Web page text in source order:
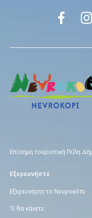
Eπίσημη τουριστική Πύλη
Εξερευνήστε
Εξερευνήστε το Νευροκόπι
Τι θα κάνετε